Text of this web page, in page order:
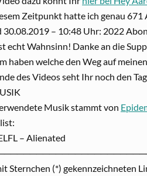
Zeitpunkt hatte ich genau 671
30.08.2019 – 10:48 Uhr: 2022
echt Wahnsinn! Danke an die
haben welche den Weg auf
des Videos seht Ihr noch den
Musik stammt von
– Alienated
Sternchen (*) gekennzeichneten